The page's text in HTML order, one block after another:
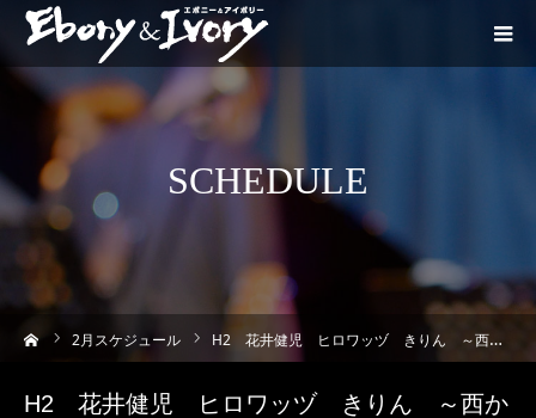
SCHEDULE
2月スケジュール H2 花井健児 ヒロワッヅ きりん ～西からの風に乗って
H2 花井健児 ヒロワッヅ きりん ～西か